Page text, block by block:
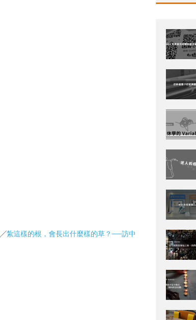
╱紮這樣的根，會長出什麼樣的草？──訪中